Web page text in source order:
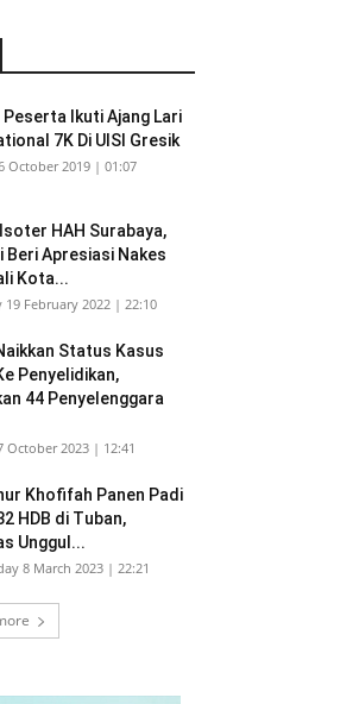
Peserta Ikuti Ajang Lari
7K Di UISI Gresik
October 2019 | 01:07
HAH Surabaya,
Beri Apresiasi Nakes
Kota...
19 February 2022 | 22:10
Status Kasus
Penyelidikan,
44 Penyelenggara
October 2023 | 12:41
Khofifah Panen Padi
HDB di Tuban,
Unggul...
8 March 2023 | 22:21